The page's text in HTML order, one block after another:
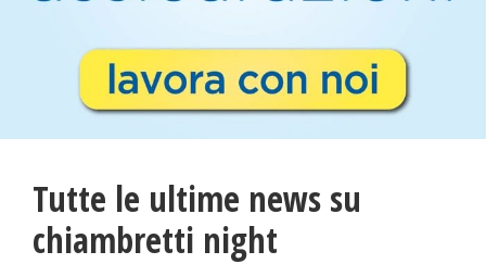
Tutte le ultime news su
chiambretti night